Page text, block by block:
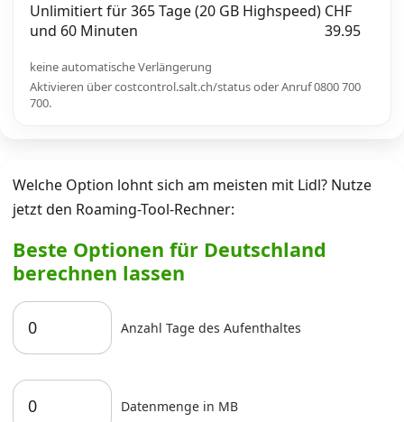
Unlimitiert für 365 Tage (20 GB Highspeed)
und 60 Minuten
CHF
39.95
keine automatische Verlängerung
Aktivieren über costcontrol.salt.ch/status oder Anruf 0800 700
700.
Welche Option lohnt sich am meisten mit Lidl? Nutze
jetzt den Roaming-Tool-Rechner:
Beste Optionen für Deutschland
berechnen lassen
Anzahl Tage des Aufenthaltes
Datenmenge in MB